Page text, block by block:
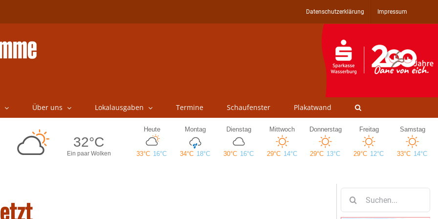
Datenschutzerklärung Impressum
Über uns Lokalausgaben Termine Schaufenster Plakatwand
nach: